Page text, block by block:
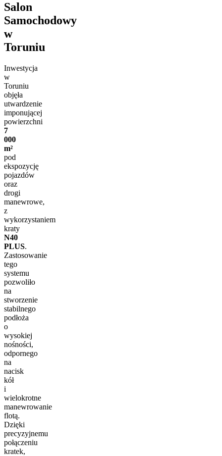
Salon
Samochodowy
w
Toruniu
Inwestycja
w
Toruniu
objęła
utwardzenie
imponującej
powierzchni
7
000
m²
pod
ekspozycję
pojazdów
oraz
drogi
manewrowe,
z
wykorzystaniem
kraty
N40
PLUS.
Zastosowanie
tego
systemu
pozwoliło
na
stworzenie
stabilnego
podłoża
o
wysokiej
nośności,
odpornego
na
nacisk
kół
i
wielokrotne
manewrowanie
flotą.
Dzięki
precyzyjnemu
połączeniu
kratek,